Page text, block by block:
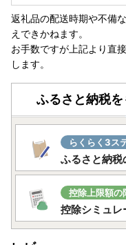
返礼品の配送時期や不備
えできかねます。
お手数ですが上記より直
します。
ふるさと納税
らくらく3ス
ふるさと納税
控除上限額の
控除シミュレ